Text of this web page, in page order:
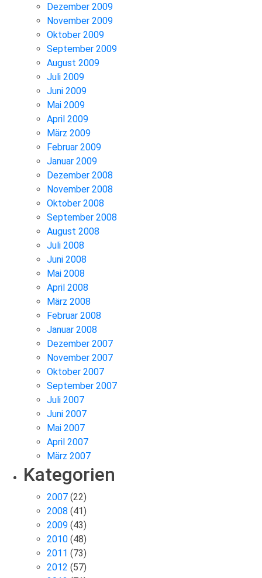
Dezember 2009
November 2009
Oktober 2009
September 2009
August 2009
Juli 2009
Juni 2009
Mai 2009
April 2009
März 2009
Februar 2009
Januar 2009
Dezember 2008
November 2008
Oktober 2008
September 2008
August 2008
Juli 2008
Juni 2008
Mai 2008
April 2008
März 2008
Februar 2008
Januar 2008
Dezember 2007
November 2007
Oktober 2007
September 2007
Juli 2007
Juni 2007
Mai 2007
April 2007
März 2007
Kategorien
2007 (22)
2008 (41)
2009 (43)
2010 (48)
2011 (73)
2012 (57)